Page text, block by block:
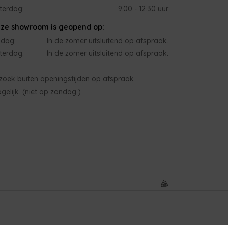
9.00 - 12.30 uur
showroom is geopend op:
In de zomer uitsluitend op afspraak.
In de zomer uitsluitend op afspraak.
buiten openingstijden op afspraak
(niet op zondag.)